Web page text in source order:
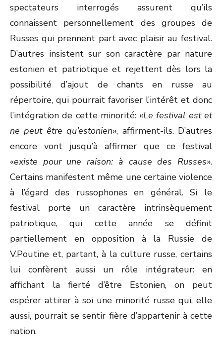
spectateurs interrogés assurent qu’ils
connaissent personnellement des groupes de
Russes qui prennent part avec plaisir au festival.
D’autres insistent sur son caractère par nature
estonien et patriotique et rejettent dès lors la
possibilité d’ajout de chants en russe au
répertoire, qui pourrait favoriser l’intérêt et donc
l’intégration de cette minorité: «Le festival est et
ne peut être qu’estonien», affirment-ils. D’autres
encore vont jusqu’à affirmer que ce festival
«existe pour une raison: à cause des Russes».
Certains manifestent même une certaine violence
à l’égard des russophones en général. Si le
festival porte un caractère intrinsèquement
patriotique, qui cette année se définit
partiellement en opposition à la Russie de
V.Poutine et, partant, à la culture russe, certains
lui confèrent aussi un rôle intégrateur: en
affichant la fierté d’être Estonien, on peut
espérer attirer à soi une minorité russe qui, elle
aussi, pourrait se sentir fière d’appartenir à cette
nation.